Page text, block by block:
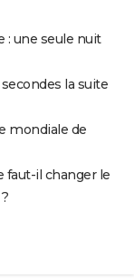
: une seule nuit
la suite
mondiale de
faut-il changer le